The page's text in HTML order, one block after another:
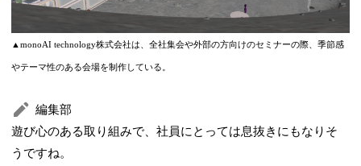
▲monoAI technology株式会社は、全社集会や外部の方向けのセミナーの際、季節感
やテーマ性のある会場を制作している。
編集部
遊び心のある取り組みで、社員にとっては息抜きにもなりそ
うですね。